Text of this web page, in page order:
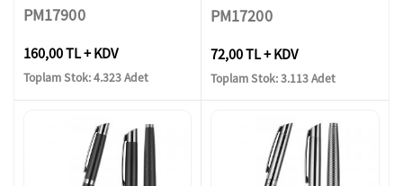
PM17900
160,00 TL + KDV
Toplam Stok: 4.323 Adet
PM17200
72,00 TL + KDV
Toplam Stok: 3.113 Adet